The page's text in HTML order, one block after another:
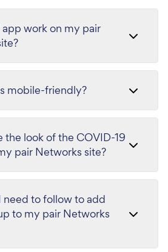
work on my pair
mobile-friendly?
the look of the COVID-19
pair Networks site?
need to follow to add
to my pair Networks